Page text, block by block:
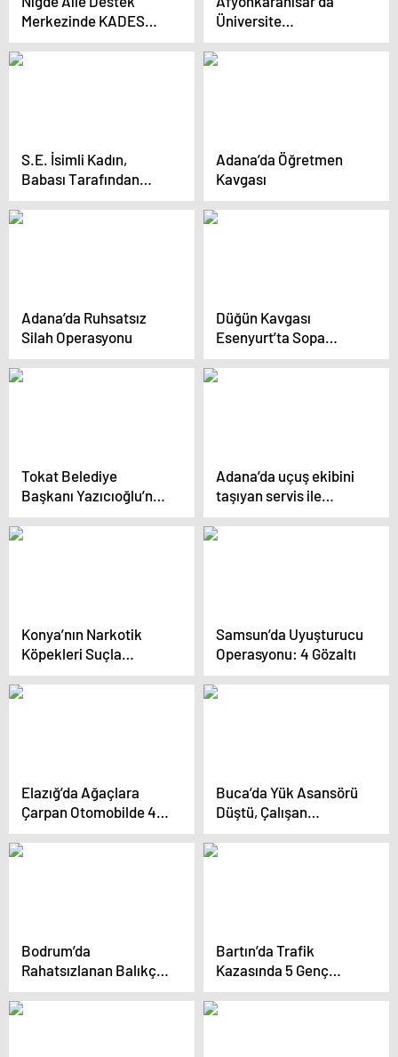
Merkezinde KADES
Bilgilendirme Faaliyeti
Üniversite
Öğrencilerine KADES
Tanıtımı
S.E. İsimli Kadın,
Babası Tarafından
Cinsel İstismara
Uğrayarak Hayatına
Adana’da Öğretmen
Kavgası
Adana’da Ruhsatsız
Silah Operasyonu
Düğün Kavgası
Esenyurt’ta Sopa
Savaşına Dönüştü
Tokat Belediye
Başkanı Yazıcıoğlu’nun
Sağlık Durumu İyi
Adana’da uçuş ekibini
taşıyan servis ile
otomobil çarpıştı:
Kaptan pilot öldü, 9 kişi
Konya’nın Narkotik
Köpekleri Suçla
Mücadelede Aktif Rol
Oynuyor
Samsun’da Uyuşturucu
Operasyonu: 4 Gözaltı
Elazığ’da Ağaçlara
Çarpan Otomobilde 4
Yaralı
Buca’da Yük Asansörü
Düştü, Çalışan
Yaralandı
Bodrum’da
Rahatsızlanan Balıkçı
Tahliye Edildi
Bartın’da Trafik
Kazasında 5 Genç
Hayatını Kaybetti